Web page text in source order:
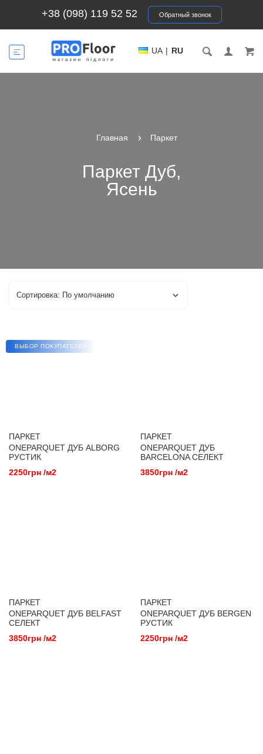
+38 (098) 119 52 52 Обратный звонок
UA | RU
Главная Паркет
Паркет Дуб,
Ясень
ВЫБОР ПОКУПАТЕЛЕЙ
ПАРКЕТ
ONEPARQUET ДУБ ALBORG
РУСТИК
2250грн /м2
ПАРКЕТ
ONEPARQUET ДУБ
BARCELONA СЕЛЕКТ
3850грн /м2
ПАРКЕТ
ONEPARQUET ДУБ BELFAST
СЕЛЕКТ
3850грн /м2
ПАРКЕТ
ONEPARQUET ДУБ BERGEN
РУСТИК
2250грн /м2